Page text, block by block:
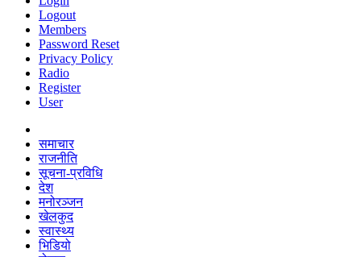
Logout
Members
Password Reset
Privacy Policy
Radio
Register
User
समाचार
राजनीति
सूचना-प्रविधि
देश
मनोरञ्जन
खेलकुद
स्वास्थ्य
भिडियो